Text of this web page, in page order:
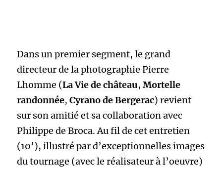
Dans un premier segment, le grand
directeur de la photographie Pierre
Lhomme (La Vie de château,Mortelle
randonnée,Cyrano de Bergerac) revient
sur son amitié et sa collaboration avec
Philippe de Broca. Au fil de cet entretien
(10’), illustré par d’exceptionnelles images
du tournage (avec le réalisateur à l’oeuvre)